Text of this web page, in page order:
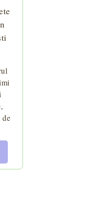
făinii
Echilibrat - Rețete
Știi
beneficii, alegere
de